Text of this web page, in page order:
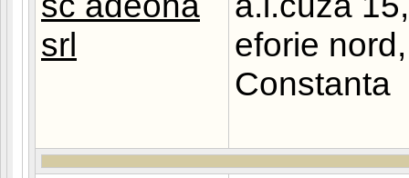
srl
eforie nord,
Constanta